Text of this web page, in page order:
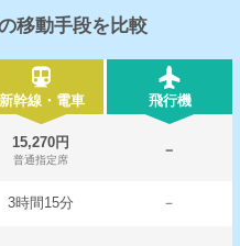
移動手段を比較
新幹線・電車 飛行機
15,270円
普通指定席
－
3時間15分 －